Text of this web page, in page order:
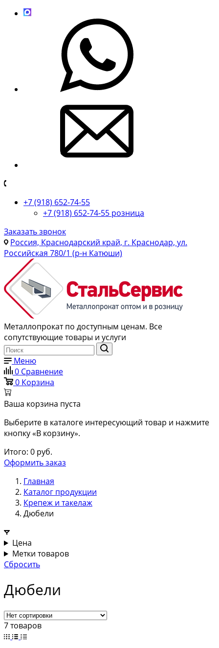
+7 (918) 652-74-55
+7 (918) 652-74-55 розница
Заказать звонок
Россия, Краснодарский край, г. Краснодар, ул.
Российская 780/1 (р-н Катюши)
Металлопрокат по доступным ценам. Все
сопутствующие товары и услуги
Меню
0 Сравнение
0 Корзина
Ваша корзина пуста
Выберите в каталоге интересующий товар и нажмите
кнопку «В корзину».
Итого: 0 руб.
Оформить заказ
Главная
Каталог продукции
Крепеж и такелаж
Дюбели
Цена
Метки товаров
Сбросить
Дюбели
7 товаров